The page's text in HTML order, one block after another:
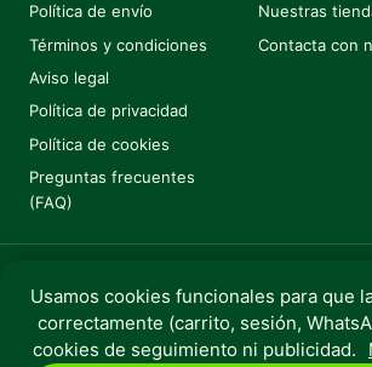
Política de envío
Términos y condiciones
Aviso legal
Política de privacidad
Política de cookies
Preguntas frecuentes
(FAQ)
Nuestras
Contacta con
Copyright © 2025 Huella Urbana. Todos los
reservados.
Usamos cookies funcionales para que
correctamente (carrito, sesión,
cookies de seguimiento ni publicidad.